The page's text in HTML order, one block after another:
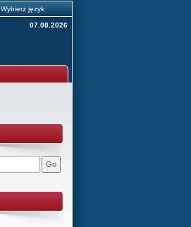
Wybierz język
07.08.2026